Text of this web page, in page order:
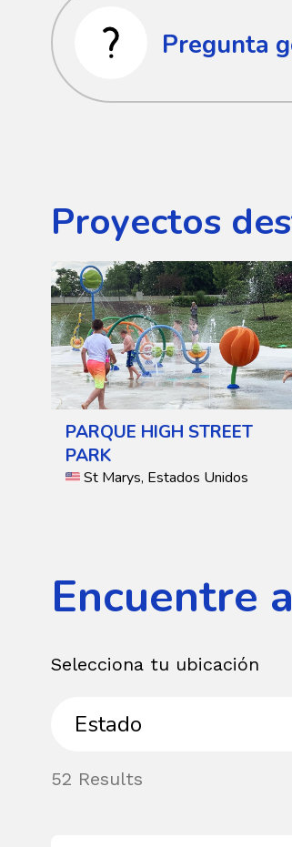
Pregunta
Proyectos
PARQUE HIGH STREET
PARK
St Marys, Estados Unidos
Encuentre
Selecciona tu ubicación
América
Norte
Estados
Provincia
Estado
52 Results